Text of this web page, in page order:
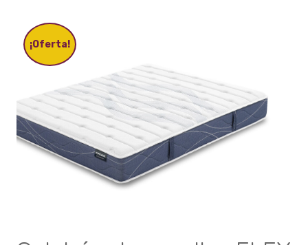
pueden
elegir
en
la
página
de
producto
¡Oferta!